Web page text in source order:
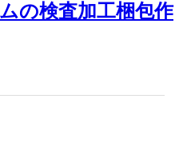
の検査加工梱包作